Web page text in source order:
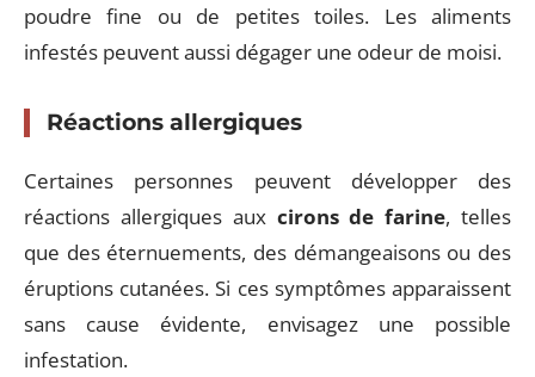
poudre fine ou de petites toiles. Les aliments
infestés peuvent aussi dégager une odeur de moisi.
Réactions allergiques
Certaines personnes peuvent développer des
réactions allergiques aux cirons de farine, telles
que des éternuements, des démangeaisons ou des
éruptions cutanées. Si ces symptômes apparaissent
sans cause évidente, envisagez une possible
infestation.